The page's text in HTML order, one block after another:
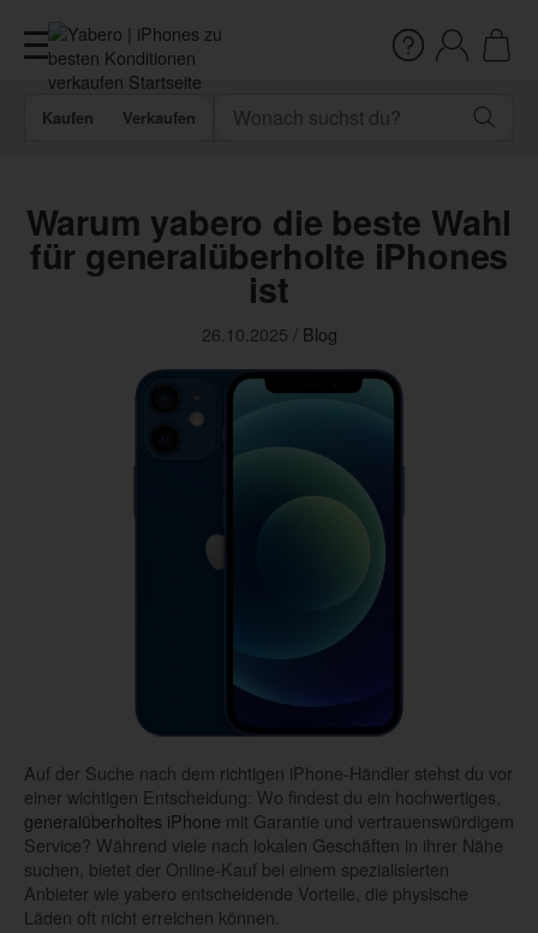
Kaufen Verkaufen
Warum yabero die beste Wahl
für generalüberholte iPhones
ist
26.10.2025 / Blog
Auf der Suche nach dem richtigen iPhone-Händler stehst du vor
einer wichtigen Entscheidung: Wo findest du ein hochwertiges,
generalüberholtes iPhone mit Garantie und vertrauenswürdigem
Service? Während viele nach lokalen Geschäften in ihrer Nähe
suchen, bietet der Online-Kauf bei einem spezialisierten
Anbieter wie yabero entscheidende Vorteile, die physische
Läden oft nicht erreichen können.